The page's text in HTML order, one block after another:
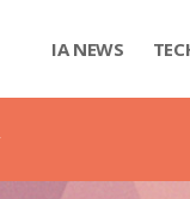
IA NEWS